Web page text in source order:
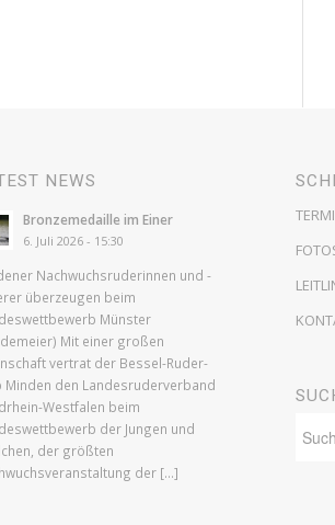
NEWS
Bronzemedaille im Einer
6. Juli 2026 - 15:30
Nachwuchsruderinnen und -
überzeugen beim
Münster
Mit einer großen
vertrat der Bessel-Ruder-
Minden den Landesruderverband
Westfalen beim
der Jungen und
der größten
der […]